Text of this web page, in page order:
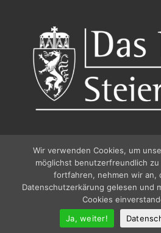
Pfingstdialog 2026 –
IMPRESSUM /
Wir verwenden Cookies, um
möglichst benutzerfreundlich zu
fortfahren, nehmen wir an,
Datenschutzerkärung gelesen und
Cookies
Ja, weiter!